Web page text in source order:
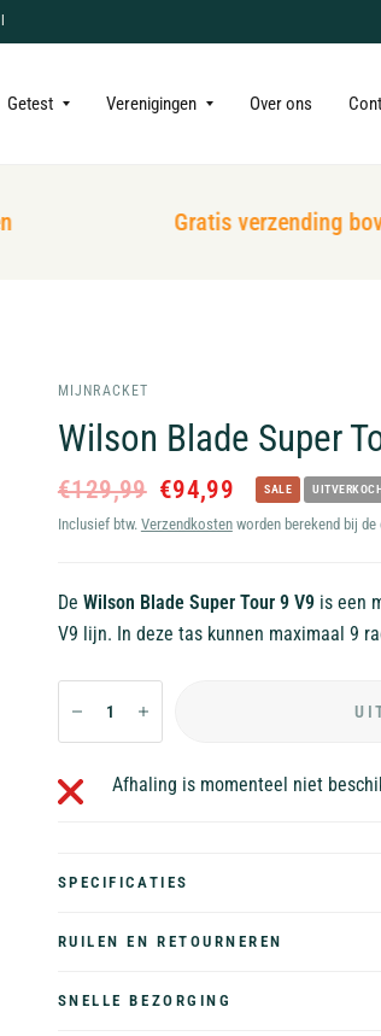
Getest Verenigingen Over ons
Gratis verzending
MIJNRACKET
Wilson Blade Super
€129,99 €94,99 SALE
Inclusief btw. Verzendkostenworden berekend bij de
De Wilson Blade Super Tour 9 V9 is een
V9 lijn. In deze tas kunnen maximaal 9
Afhaling is momenteel niet
SPECIFICATIES
RUILEN EN RETOURNEREN
SNELLE BEZORGING